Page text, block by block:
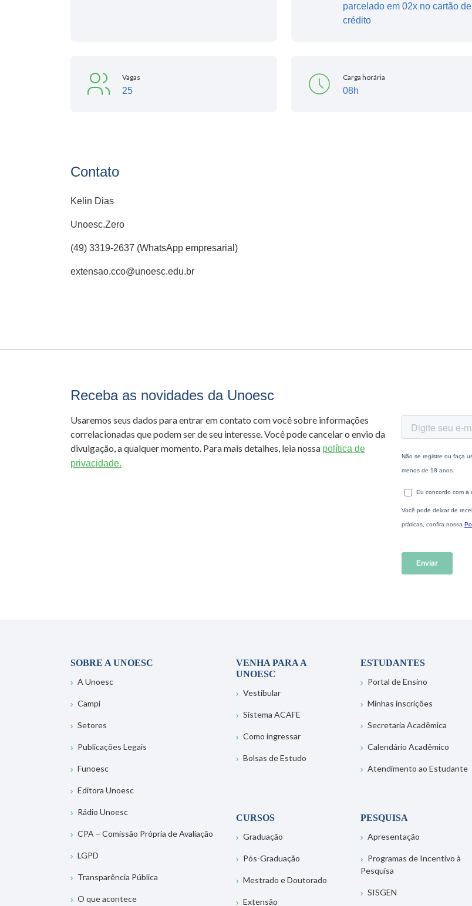
parcelado em 02x no cartão de
crédito
Vagas
25
Carga horária
08h
Contato
Kelin Dias
Unoesc.Zero
(49) 3319-2637 (WhatsApp empresarial)
extensao.cco@unoesc.edu.br
Receba as novidades da Unoesc
Usaremos seus dados para entrar em contato com você sobre informações
correlacionadas que podem ser de seu interesse. Você pode cancelar o envio da
divulgação, a qualquer momento. Para mais detalhes, leia nossa política de
privacidade.
SOBRE A UNOESC
A Unoesc
Campi
Setores
Publicações Legais
Funoesc
Editora Unoesc
Rádio Unoesc
CPA – Comissão Própria de Avaliação
LGPD
Transparência Pública
O que acontece
VENHA PARA A
UNOESC
Vestibular
Sistema ACAFE
Como ingressar
Bolsas de Estudo
ESTUDANTES
Portal de Ensino
Minhas inscrições
Secretaria Acadêmica
Calendário Acadêmico
Atendimento ao Estudante
CURSOS
Graduação
Pós-Graduação
Mestrado e Doutorado
Extensão
PESQUISA
Apresentação
Programas de Incentivo à
Pesquisa
SISGEN